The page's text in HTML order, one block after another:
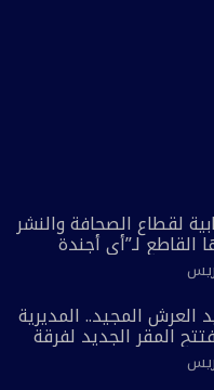
لقطاع الصحافة والنشر
لـ”أي أجندة
سياسي ومصلحي
الذكرى 27 لعيد العرش المجيد.. المديرية
المقر الجديد لفرقة